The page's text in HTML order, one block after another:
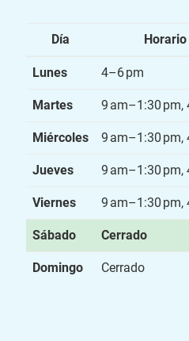
Día Horario
Lunes 4–6 pm
Martes 9 am–1:30 pm,
Miércoles 9 am–1:30 pm,
Jueves 9 am–1:30 pm,
Viernes 9 am–1:30 pm,
Sábado Cerrado
Domingo Cerrado